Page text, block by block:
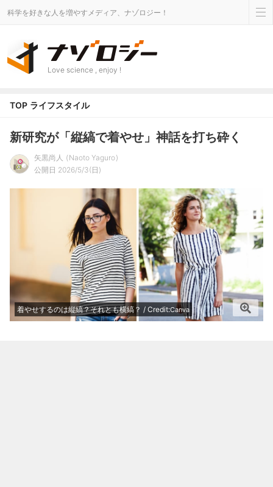
科学を好きな人を増やすメディア、ナゾロジー！
Love science , enjoy !
TOP ライフスタイル
新研究が「縦縞で着やせ」神話を打ち砕く
矢黒尚人
Naoto Yaguro
公開日 2026/5/3(日)
着やせするのは縦縞？それとも横縞？ / Credit:Canva